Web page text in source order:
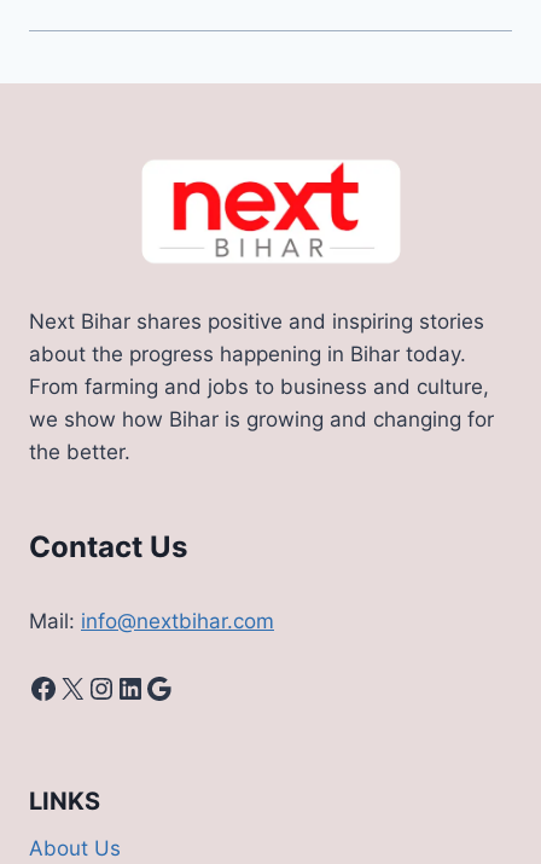
Next Bihar shares positive and inspiring stories
about the progress happening in Bihar today.
From farming and jobs to business and culture,
we show how Bihar is growing and changing for
the better.
Contact Us
Mail: info@nextbihar.com
Facebook
X Instagram
LinkedIn
Google
LINKS
About Us